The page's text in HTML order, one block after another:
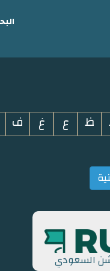
ظ ع غ ف
السعودي